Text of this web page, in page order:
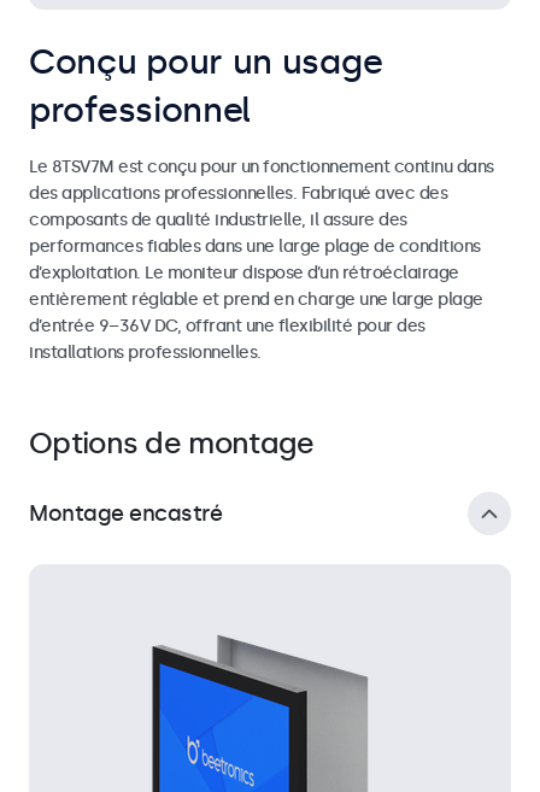
Conçu pour un usage
professionnel
Le 8TSV7M est conçu pour un fonctionnement continu dans
des applications professionnelles. Fabriqué avec des
composants de qualité industrielle, il assure des
performances fiables dans une large plage de conditions
d’exploitation. Le moniteur dispose d’un rétroéclairage
entièrement réglable et prend en charge une large plage
d’entrée 9–36V DC, offrant une flexibilité pour des
installations professionnelles.
Options de montage
Montage encastré